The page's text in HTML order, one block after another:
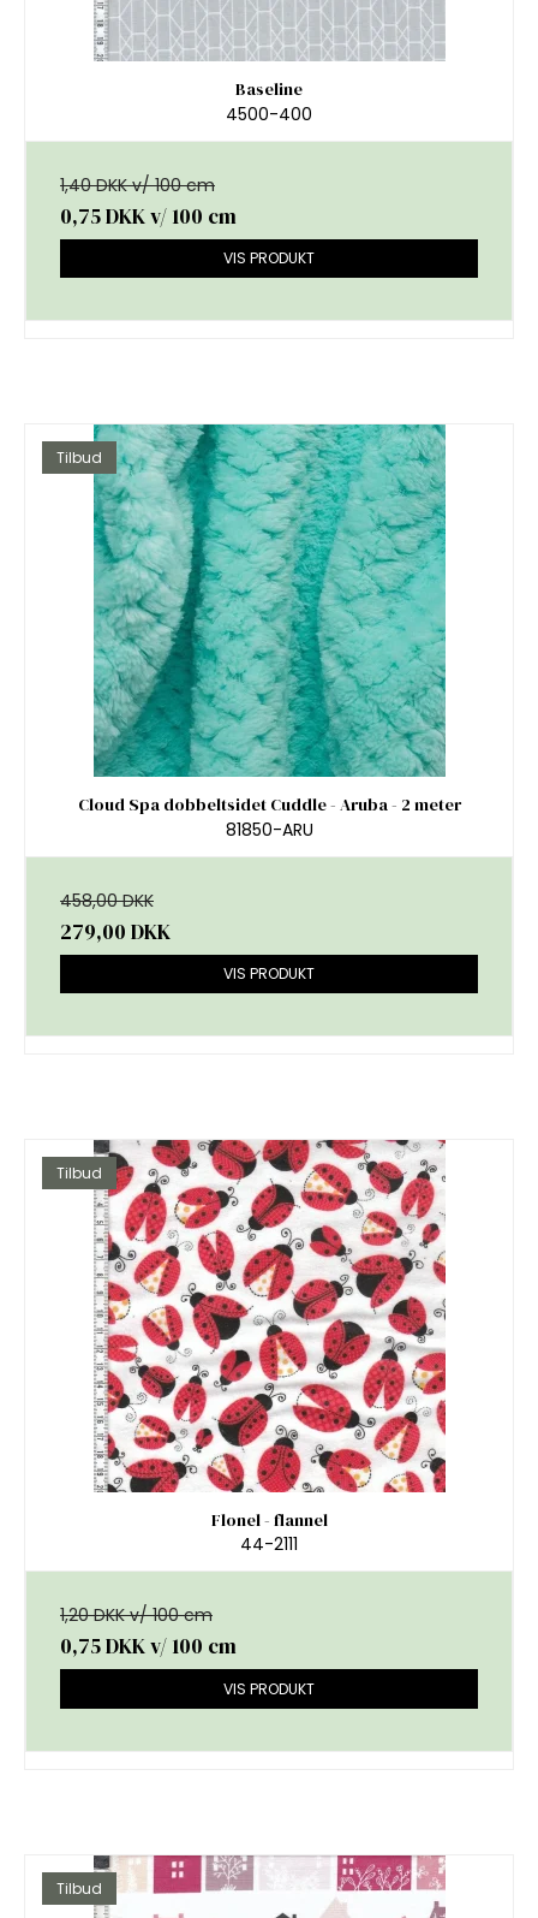
Baseline
4500-400
1,40 DKK v/ 100 cm
0,75 DKKv/ 100 cm
VIS PRODUKT
Tilbud
Cloud Spa dobbeltsidet Cuddle - Aruba - 2 meter
81850-ARU
458,00 DKK
279,00 DKK
VIS PRODUKT
Tilbud
Flonel - flannel
44-2111
1,20 DKK v/ 100 cm
0,75 DKKv/ 100 cm
VIS PRODUKT
Tilbud